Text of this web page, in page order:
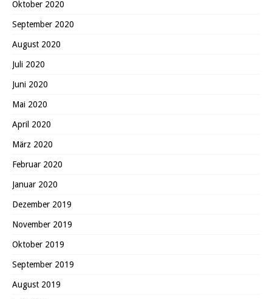
Oktober 2020
September 2020
August 2020
Juli 2020
Juni 2020
Mai 2020
April 2020
März 2020
Februar 2020
Januar 2020
Dezember 2019
November 2019
Oktober 2019
September 2019
August 2019